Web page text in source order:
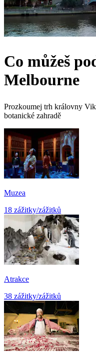
Co můžeš
Melbourne
Prozkoumej trh královny
botanické zahradě
Muzea
18 zážitky/zážitků
Atrakce
38 zážitky/zážitků